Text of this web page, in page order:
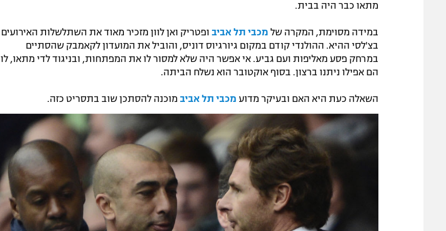
מתאו כבר היה בבית.
במידה מסוימת, המקרה של מכבי תל אביב ופטריק ואן לוון מזכיר מאוד את השתלשלות האירועים
בצ'לסי ההיא. ההולנדי קודם במקום גיורגיוס דוניס, והוביל את המועדון לקאמבק שהסתיים
במרחק פסע מאליפות ועם גביע. אי אפשר היה שלא למסור לו את המפתחות, ובניגוד לדי מתאו, לו
הם אפילו ניתנו ברצון. בסוף אוקטובר הוא נשלח הביתה.
השאלה כעת היא האם ובעיקר מדוע מכבי תל אביב מוכנה להסתכן שוב בתסריט כזה.